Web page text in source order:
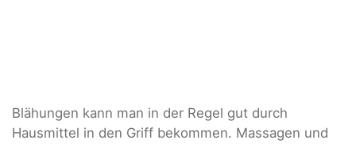
Blähungen kann man in der Regel gut durch
Hausmittel in den Griff bekommen. Massagen und